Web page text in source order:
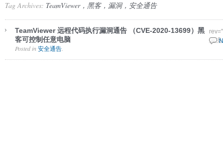
Tag Archives: TeamViewer，黑客，漏洞，安全通告
TeamViewer 远程代码执行漏洞通告 （CVE-2020-13699）黑
客可控制任意电脑
11 8
Posted in 安全通告